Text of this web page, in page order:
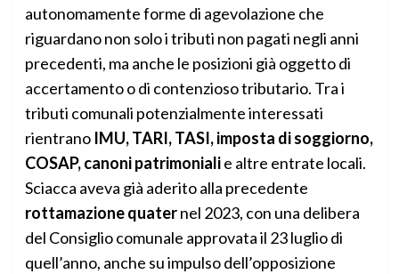
autonomamente forme di agevolazione che
riguardano non solo i tributi non pagati negli anni
precedenti, ma anche le posizioni già oggetto di
accertamento o di contenzioso tributario. Tra i
tributi comunali potenzialmente interessati
rientrano IMU, TARI, TASI, imposta di soggiorno,
COSAP, canoni patrimonialie altre entrate locali.
Sciacca aveva già aderito alla precedente
rottamazione quaternel 2023, con una delibera
del Consiglio comunale approvata il 23 luglio di
quell’anno, anche su impulso dell’opposizione